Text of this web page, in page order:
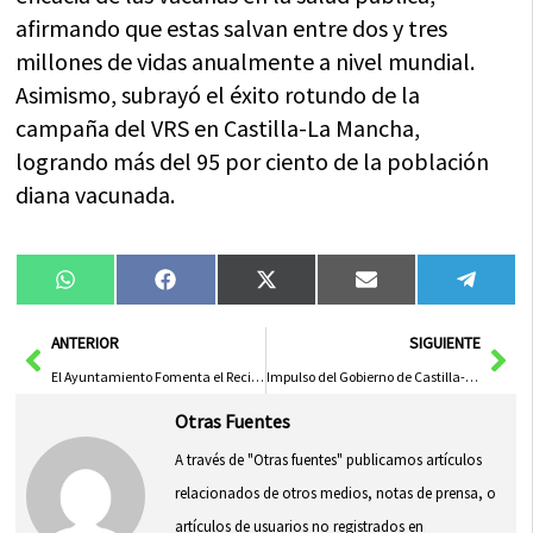
afirmando que estas salvan entre dos y tres
millones de vidas anualmente a nivel mundial.
Asimismo, subrayó el éxito rotundo de la
campaña del VRS en Castilla-La Mancha,
logrando más del 95 por ciento de la población
diana vacunada.
Compartir
en
WhatsAppCompartir
en
FacebookCompartir
en
X
(Twitter)
Compartir
en
Email
en
AntANTERIOR
El Ayuntamiento Fomenta el Reciclaje de Vidrio en la Hostelería del Casco Histórico con Recogida ‘Puerta a Puerta’
SIGUIENTE
Impulso del Gobierno de Castilla-La Mancha a Empresas Hortofrutícolas en ‘Fruit Attraction’
Otras Fuentes
A través de "Otras fuentes" publicamos artículos
relacionados de otros medios, notas de prensa, o
artículos de usuarios no registrados en